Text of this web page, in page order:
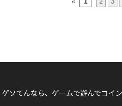
ゲソてんなら、ゲームで遊んでコイ